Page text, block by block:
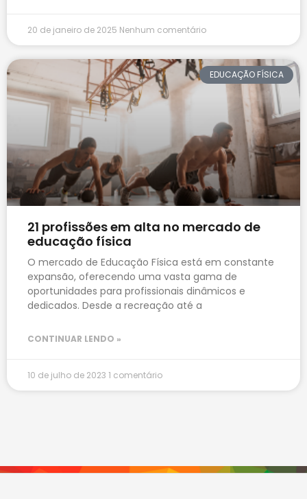
20 de janeiro de 2025 Nenhum comentário
EDUCAÇÃO FÍSICA
21 profissões em alta no mercado de
educação física
O mercado de Educação Física está em constante
expansão, oferecendo uma vasta gama de
oportunidades para profissionais dinâmicos e
dedicados. Desde a recreação até a
CONTINUAR LENDO »
10 de julho de 2023 1 comentário